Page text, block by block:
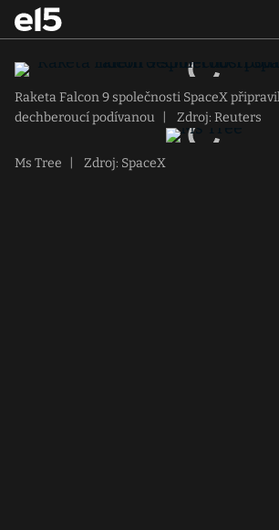
Raketa Falcon 9 společnosti SpaceX
dechberoucí podívanou
Zdroj: Reuters
Ms Tree Zdroj: SpaceX